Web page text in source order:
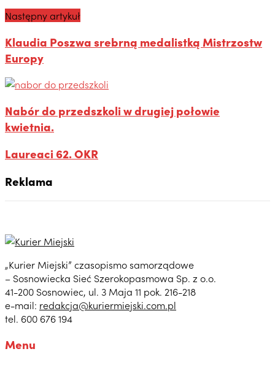
Następny artykuł
Klaudia Poszwa srebrną medalistką Mistrzostw
Europy
Nabór do przedszkoli w drugiej połowie
kwietnia.
Laureaci 62. OKR
Reklama
„Kurier Miejski” czasopismo samorządowe
– Sosnowiecka Sieć Szerokopasmowa Sp. z o.o.
41-200 Sosnowiec, ul. 3 Maja 11 pok. 216-218
e-mail: redakcja@kuriermiejski.com.pl
tel. 600 676 194
Menu